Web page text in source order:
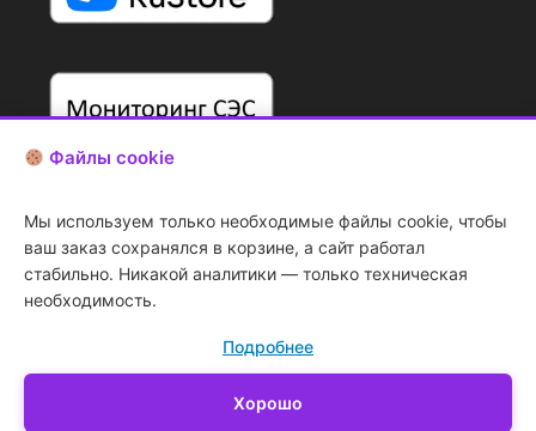
запрещено
Файлы cookie
Мы используем только необходимые файлы cookie, чтобы
ваш заказ сохранялся в корзине, а сайт работал
стабильно. Никакой аналитики — только техническая
необходимость.
Подробнее
Хорошо